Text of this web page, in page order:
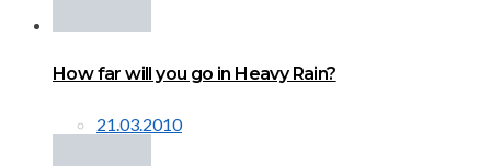
How far will you go in Heavy Rain?
21.03.2010